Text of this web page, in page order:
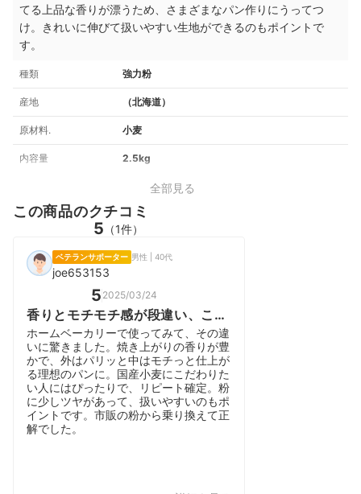
てる上品な香りが漂うため、さまざまなパン作りにうってつ
け。きれいに伸びて扱いやすい生地ができるのもポイントで
す。
種類 強力粉
産地 （北海道）
原材料. 小麦
内容量 2.5kg
全部見る
この商品のクチコミ
5 （1件）
ベテランサポーター 男性 | 40代
joe653153
5 2025/03/24
香りとモチモチ感が段違い、こだ
わるなら春よ恋
ホームベーカリーで使ってみて、その違
いに驚きました。焼き上がりの香りが豊
かで、外はパリッと中はモチっと仕上が
る理想のパンに。国産小麦にこだわりた
い人にはぴったりで、リピート確定。粉
に少しツヤがあって、扱いやすいのもポ
イントです。市販の粉から乗り換えて正
解でした。